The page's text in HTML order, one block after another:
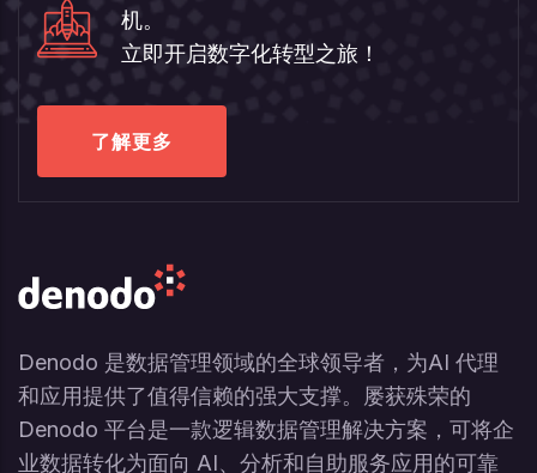
机。
立即开启数字化转型之旅！
了解更多
Denodo 是数据管理领域的全球领导者，为AI 代理
和应用提供了值得信赖的强大支撑。屡获殊荣的
Denodo 平台是一款逻辑数据管理解决方案，可将企
业数据转化为面向 AI、分析和自助服务应用的可靠